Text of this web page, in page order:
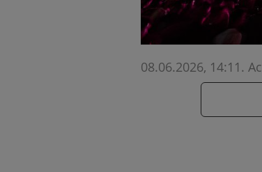
08.06.2026, 14:11 .